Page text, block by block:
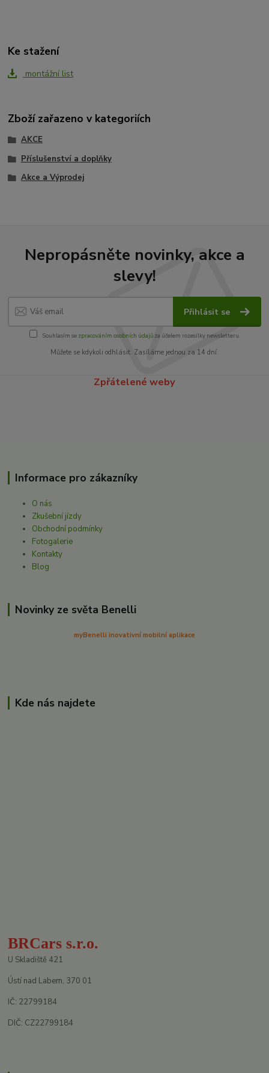
Ke stažení
montážní list
Zboží zařazeno v kategoriích
AKCE
Příslušenství a doplňky
Akce a Výprodej
Nepropásněte novinky, akce a
slevy!
Přihlásit se
Souhlasím se zpracováním osobních údajůza účelem rozesílky newsletteru.
Můžete se kdykoli odhlásit. Zasíláme jednou za 14 dní.
Zpřátelené weby
Informace pro zákazníky
O nás
Zkušební jízdy
Obchodní podmínky
Fotogalerie
Kontakty
Blog
Novinky ze světa Benelli
myBenelli inovativní mobilní aplikace
Kde nás najdete
BRCars s.r.o.
U Skladiště 421
Ústí nad Labem, 370 01
IČ: 22799184
DIČ: CZ22799184